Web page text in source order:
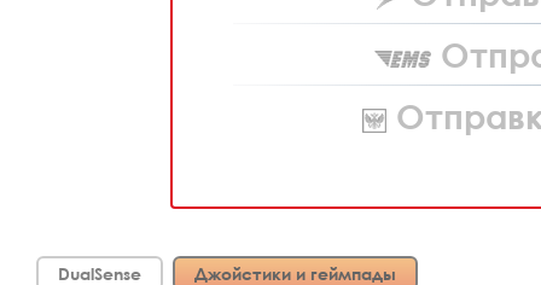
DualSense Джойстики и геймпады